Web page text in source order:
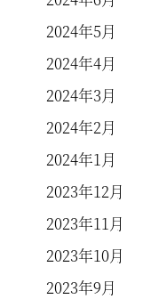
2024年5月
2024年4月
2024年3月
2024年2月
2024年1月
2023年12月
2023年11月
2023年10月
2023年9月